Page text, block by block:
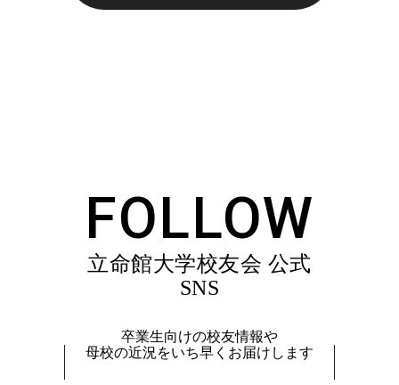
FOLLOW
立命館大学校友会 公式
SNS
卒業生向けの校友情報や
母校の近況をいち早くお届けします